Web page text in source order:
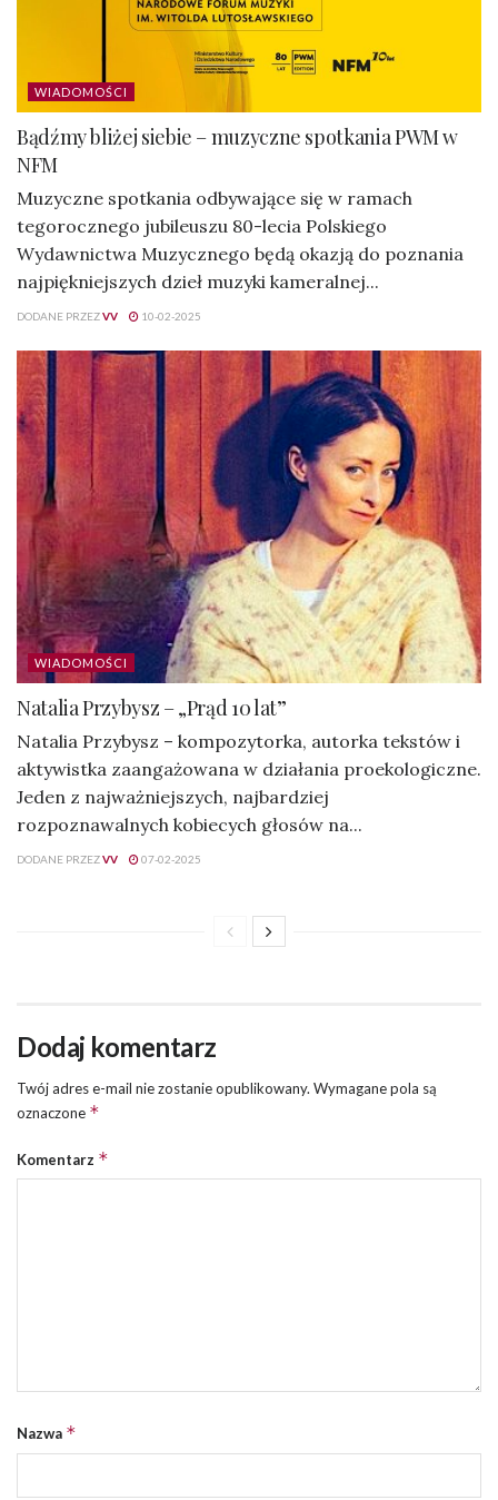
WIADOMOŚCI
Bądźmy bliżej siebie – muzyczne spotkania PWM w
NFM
Muzyczne spotkania odbywające się w ramach
tegorocznego jubileuszu 80-lecia Polskiego
Wydawnictwa Muzycznego będą okazją do poznania
najpiękniejszych dzieł muzyki kameralnej...
DODANE PRZEZVV 10-02-2025
WIADOMOŚCI
Natalia Przybysz – „Prąd 10 lat”
Natalia Przybysz – kompozytorka, autorka tekstów i
aktywistka zaangażowana w działania proekologiczne.
Jeden z najważniejszych, najbardziej
rozpoznawalnych kobiecych głosów na...
DODANE PRZEZVV 07-02-2025
Dodaj komentarz
Twój adres e-mail nie zostanie opublikowany. Wymagane pola są
oznaczone *
Komentarz *
Nazwa *